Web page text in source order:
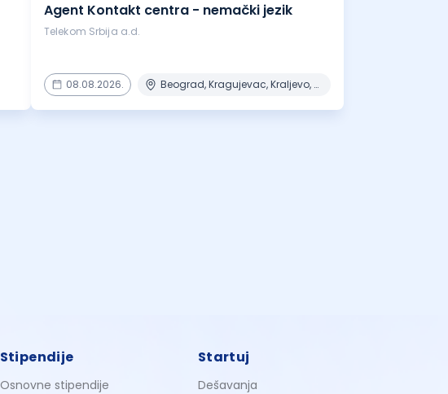
Agent Kontakt centra - nemački jezik
Telekom Srbija a.d.
08.08.2026. Beograd, Kragujevac, Kraljevo, Niš, Novi Sad + 2 mesta
Stipendije
Osnovne stipendije
Startuj
Dešavanja